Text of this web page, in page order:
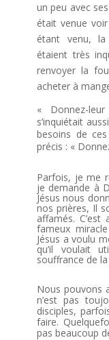
un peu avec
était venue
étant venu,
étaient très
renvoyer la
acheter à
« Donnez-
s’inquiétait
besoins de
précis : «
Parfois, je me
je demande à
Jésus nous
nos prières, Il
affamés.
fameux
Jésus a voulu
qu’il voulait
souffrance de
Nous pouvons
n’est pas
disciples,
faire.
pas beaucoup